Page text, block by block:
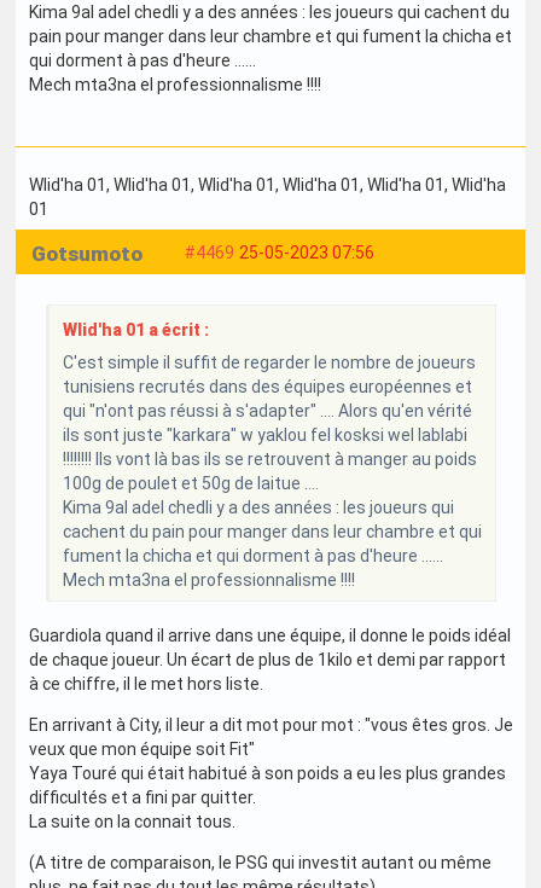
Kima 9al adel chedli y a des années : les joueurs qui cachent du
pain pour manger dans leur chambre et qui fument la chicha et
qui dorment à pas d'heure ......
Mech mta3na el professionnalisme !!!!
Wlid'ha 01, Wlid'ha 01, Wlid'ha 01, Wlid'ha 01, Wlid'ha 01, Wlid'ha
01
#4469 25-05-2023 07:56
Gotsumoto
Wlid'ha 01 a écrit :
C'est simple il suffit de regarder le nombre de joueurs
tunisiens recrutés dans des équipes européennes et
qui "n'ont pas réussi à s'adapter" .... Alors qu'en vérité
ils sont juste "karkara" w yaklou fel kosksi wel lablabi
!!!!!!!! Ils vont là bas ils se retrouvent à manger au poids
100g de poulet et 50g de laitue ....
Kima 9al adel chedli y a des années : les joueurs qui
cachent du pain pour manger dans leur chambre et qui
fument la chicha et qui dorment à pas d'heure ......
Mech mta3na el professionnalisme !!!!
Guardiola quand il arrive dans une équipe, il donne le poids idéal
de chaque joueur. Un écart de plus de 1kilo et demi par rapport
à ce chiffre, il le met hors liste.
En arrivant à City, il leur a dit mot pour mot : "vous êtes gros. Je
veux que mon équipe soit Fit"
Yaya Touré qui était habitué à son poids a eu les plus grandes
difficultés et a fini par quitter.
La suite on la connait tous.
(A titre de comparaison, le PSG qui investit autant ou même